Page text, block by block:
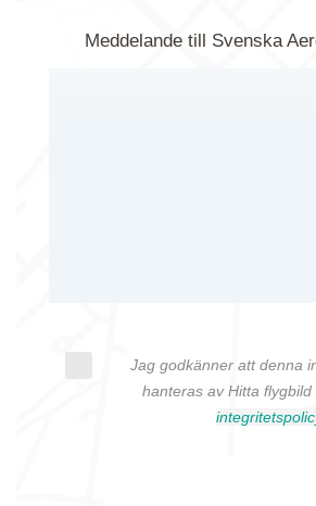
Meddelande till Svenska
Jag godkänner att denna
hanteras av Hitta